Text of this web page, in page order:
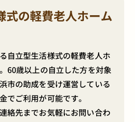
式の軽費老人ホーム
自立型生活様式の軽費老人ホ
60歳以上の自立した方を対象
市の助成を受け運営している
でご利用が可能です。
絡先までお気軽にお問い合わ